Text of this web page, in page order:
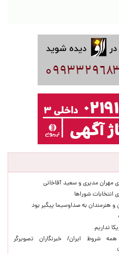
انتخابات شوراها
هنرمندان به صداوسیما پیگیر بود
نداریم
شروط ایران/ خبرنگاران تصویرگر